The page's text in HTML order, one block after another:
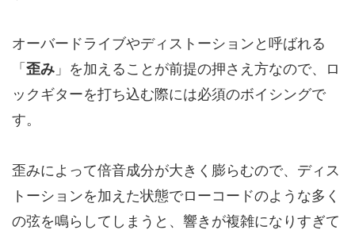
オーバードライブやディストーションと呼ばれる
「歪み 」を加えることが前提の押さえ方なので、ロ
ックギターを打ち込む際には必須のボイシングで
す。
歪みによって倍音成分が大きく膨らむので、ディス
トーションを加えた状態でローコードのような多く
の弦を鳴らしてしまうと、響きが複雑になりすぎて